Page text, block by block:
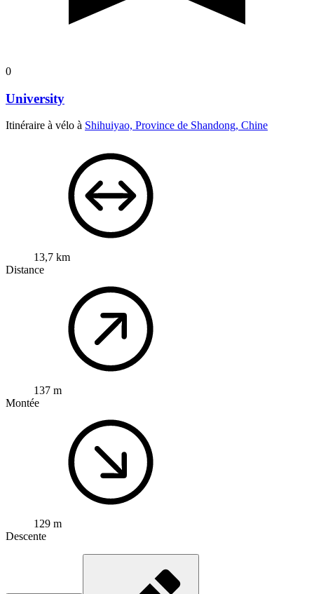
0
University
Itinéraire à vélo à Shihuiyao, Province de Shandong, Chine
13,7 km
Distance
137 m
Montée
129 m
Descente